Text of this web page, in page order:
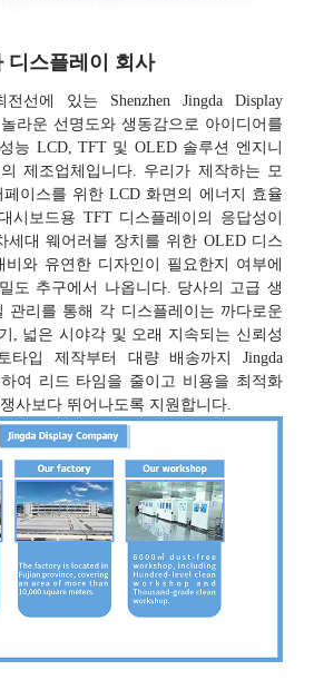
디스플레이 회사
선에 있는 Shenzhen Jingda Display
라운 선명도와 생동감으로 아이디어를
능 LCD, TFT 및 OLED 솔루션 엔지니
제조업체입니다. 우리가 제작하는 모
이스를 위한 LCD 화면의 에너지 효율
시보드용 TFT 디스플레이의 응답성이
세대 웨어러블 장치를 위한 OLED 디스
와 유연한 디자인이 필요한지 여부에
도 추구에서 나옵니다. 당사의 고급 생
관리를 통해 각 디스플레이는 까다로운
, 넓은 시야각 및 오래 지속되는 신뢰성
타입 제작부터 대량 배송까지 Jingda
여 리드 타임을 줄이고 비용을 최적화
사보다 뛰어나도록 지원합니다.